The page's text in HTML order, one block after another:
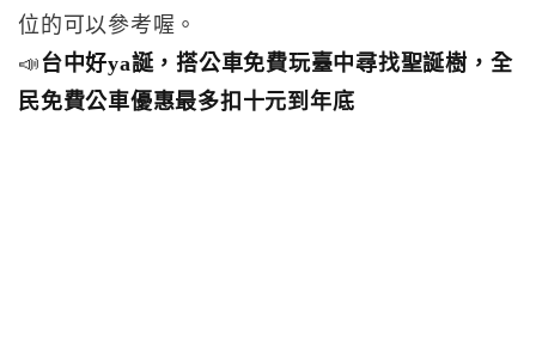
位的可以參考喔。
📣台中好ya誕，搭公車免費玩臺中尋找聖誕樹，全
民免費公車優惠最多扣十元到年底